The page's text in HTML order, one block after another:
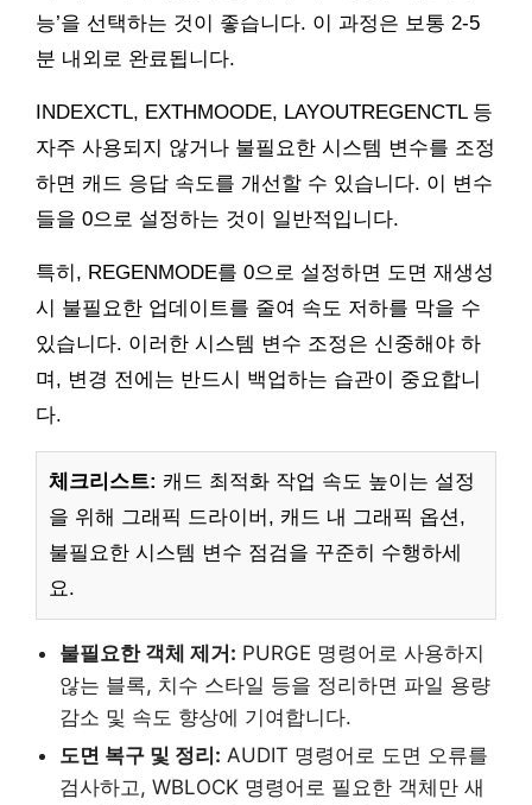
능’을 선택하는 것이 좋습니다. 이 과정은 보통 2-5
분 내외로 완료됩니다.
INDEXCTL, EXTHMOODE, LAYOUTREGENCTL 등
자주 사용되지 않거나 불필요한 시스템 변수를 조정
하면 캐드 응답 속도를 개선할 수 있습니다. 이 변수
들을 0으로 설정하는 것이 일반적입니다.
특히, REGENMODE를 0으로 설정하면 도면 재생성
시 불필요한 업데이트를 줄여 속도 저하를 막을 수
있습니다. 이러한 시스템 변수 조정은 신중해야 하
며, 변경 전에는 반드시 백업하는 습관이 중요합니
다.
체크리스트: 캐드 최적화 작업 속도 높이는 설정
을 위해 그래픽 드라이버, 캐드 내 그래픽 옵션,
불필요한 시스템 변수 점검을 꾸준히 수행하세
요.
불필요한 객체 제거: PURGE 명령어로 사용하지
않는 블록, 치수 스타일 등을 정리하면 파일 용량
감소 및 속도 향상에 기여합니다.
도면 복구 및 정리: AUDIT 명령어로 도면 오류를
검사하고, WBLOCK 명령어로 필요한 객체만 새